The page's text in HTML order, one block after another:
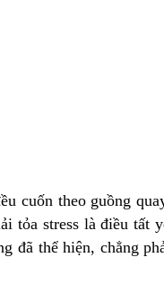
cuốn theo guồng
tỏa stress là điều tất
đã thể hiện, chẳng